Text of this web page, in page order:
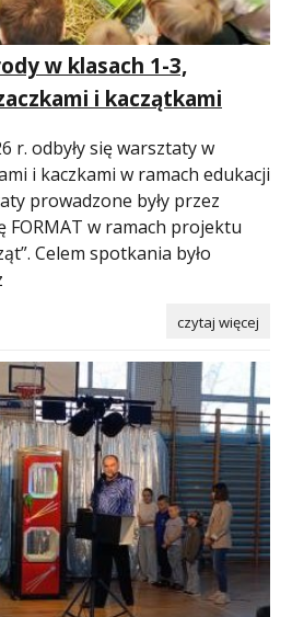
w klasach 1-3,
i kaczątkami
r. odbyły się warsztaty w
i kaczkami w ramach edukacji
prowadzone były przez
FORMAT w ramach projektu
Celem spotkania było
czytaj więcej